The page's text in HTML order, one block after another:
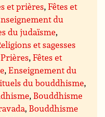
et prières,Fêtes et
du
du judaïsme,
et sagesses
Prières,Fêtes et
,Enseignement du
du bouddhisme,
, Bouddhisme
, Bouddhisme